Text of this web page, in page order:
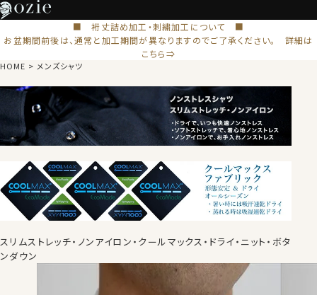
■ 裄丈詰め加工・刺繍加工について ■
お盆期間前後は、通常と加工期間が異なりますのでご了承ください。 詳細は
こちら⇒
HOME メンズシャツ
スリムストレッチ・ノンアイロン・クールマックス・ドライ・ニット・ボタ
ンダウン